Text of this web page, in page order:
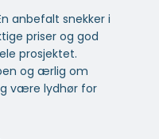
anbefalt snekker i
priser og god
prosjektet.
og ærlig om
være lydhør for